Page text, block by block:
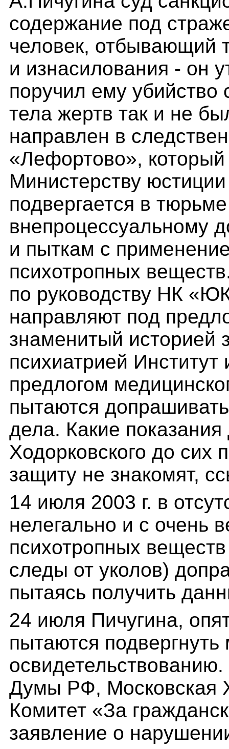
содержание под
человек, отбывающий
и изнасилования - он
поручил ему
тела жертв так и не
направлен в
«Лефортово»,
Министерству
подвергается в
внепроцессуальному
и пыткам с
психотропных
по руководству НК
направляют под
знаменитый историей
психиатрией
предлогом
пытаются
дела. Какие
Ходорковского до сих
защиту не знакомят,
14 июля 2003 г. в
нелегально и с очень
психотропных
следы от уколов)
пытаясь получить
24 июля Пичугина,
пытаются
Думы РФ, Московская
Комитет «За
заявление о